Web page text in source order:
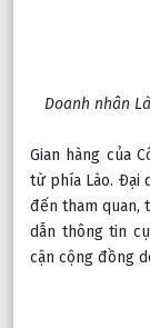
Doanh nhân
Gian hàng của
từ phía Lào. Đại
đến tham quan,
dẫn thông tin
cận cộng đồng